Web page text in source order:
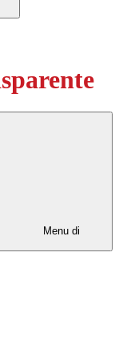
Menu di